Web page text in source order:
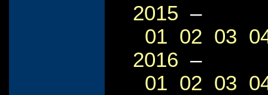
2015 –
01 02 03
2016 –
01 02 03